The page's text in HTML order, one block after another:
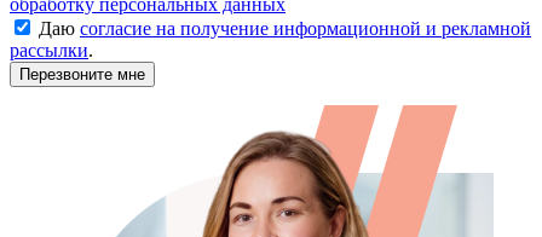
Даю согласие на получение информационной и рекламной
рассылки.